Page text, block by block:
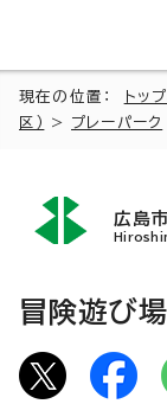
現在の位置： トッ
区）
> プレーパーク
広島市
冒険遊び